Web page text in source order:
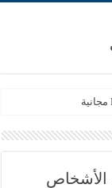
الأشخاص